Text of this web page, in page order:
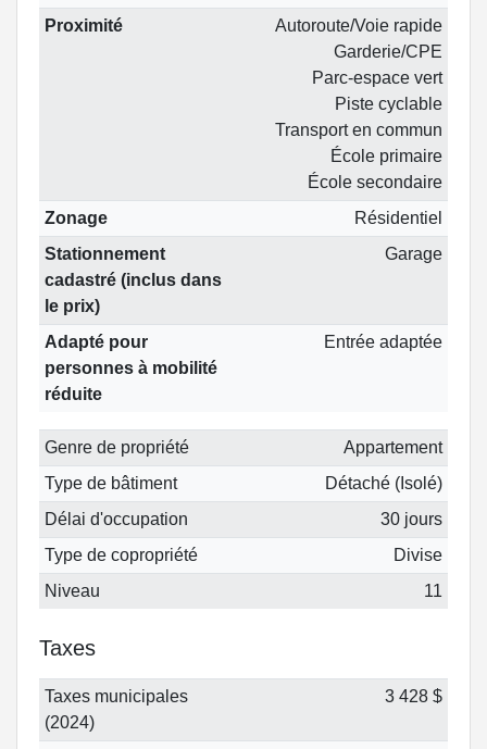
Proximité
Autoroute/Voie rapide
Garderie/CPE
Parc-espace vert
Piste cyclable
Transport en commun
École primaire
École secondaire
Zonage
Résidentiel
Stationnement
cadastré (inclus dans
le prix)
Garage
Adapté pour
personnes à mobilité
réduite
Entrée adaptée
Genre de propriété
Appartement
Type de bâtiment
Détaché (Isolé)
Délai d'occupation
30 jours
Type de copropriété
Divise
Niveau
11
Taxes
Taxes municipales
(2024)
3 428 $